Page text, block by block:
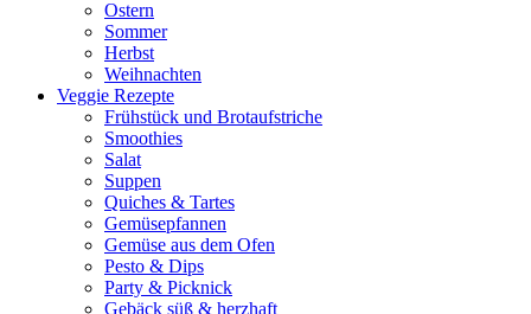
Ostern
Sommer
Herbst
Weihnachten
Veggie Rezepte
Frühstück und Brotaufstriche
Smoothies
Salat
Suppen
Quiches & Tartes
Gemüsepfannen
Gemüse aus dem Ofen
Pesto & Dips
Party & Picknick
Gebäck süß & herzhaft